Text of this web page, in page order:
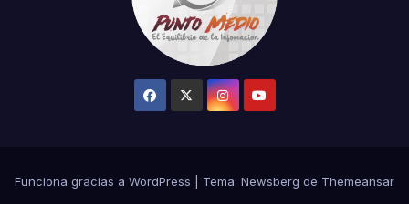
Funciona gracias a WordPress Tema: Newsberg de Themeansar